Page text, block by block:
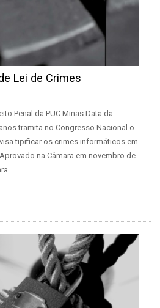
Lei de Crimes
Penal da PUC Minas Data da
tramita no Congresso Nacional o
tipificar os crimes informáticos em
na Câmara em novembro de